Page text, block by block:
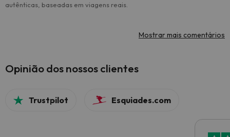
autênticas, baseadas em viagens reais.
Mostrar mais comentários
Opinião dos nossos clientes
Trustpilot Esquiades.com